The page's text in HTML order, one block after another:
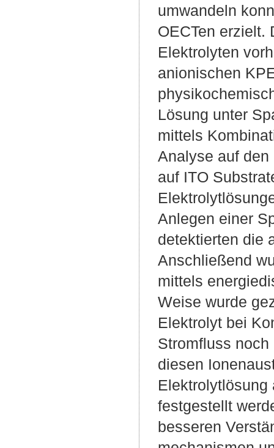
umwandeln
OECTen erzielt.
Elektrolyten
anionischen
Lösung unter
mittels
Analyse auf den
auf ITO
Anlegen einer
detektierten die
Anschließend
mittels
Weise wurde
Elektrolyt bei
Stromfluss
diesen
Elektrolytlösung
festgestellt
besseren